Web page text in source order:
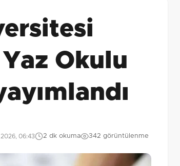
Okulu
06:43 2 dk okuma 342 görüntülenme